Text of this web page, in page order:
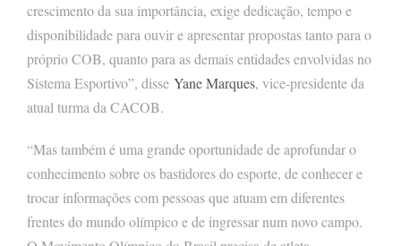
crescimento da sua importância, exige dedicação, tempo e
disponibilidade para ouvir e apresentar propostas tanto para o
próprio COB, quanto para as demais entidades envolvidas no
Sistema Esportivo”, disse Yane Marques, vice-presidente da
atual turma da CACOB.
“Mas também é uma grande oportunidade de aprofundar o
conhecimento sobre os bastidores do esporte, de conhecer e
trocar informações com pessoas que atuam em diferentes
frentes do mundo olímpico e de ingressar num novo campo.